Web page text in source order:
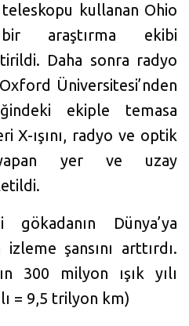
kullanan Ohio
bir araştırma ekibi
Daha sonra radyo
Üniversitesi’nden
ekiple temasa
X-ışını, radyo ve optik
yer ve uzay
gökadanın Dünya’ya
şansını arttırdı.
300 milyon ışık yılı
= 9,5 trilyon km)